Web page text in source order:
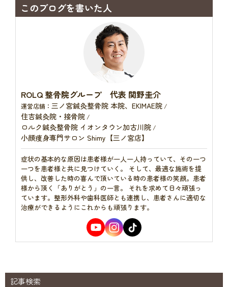
このブログを書いた人
ROLQ 整骨院グループ 代表 関野圭介
運営店舗： 三ノ宮鍼灸整骨院 本院、EKIMAE院 /
住吉鍼灸院・接骨院 /
ロルク鍼灸整骨院 イオンタウン加古川院 /
小顔痩身専門サロン Shimy【三ノ宮店】
症状の基本的な原因は患者様が一人一人持っていて、その一つ
一つを患者様と共に見つけていく。 そして、最適な施術を提
供し、改善した時の喜んで頂いている時の患者様の笑顔。患者
様から頂く「ありがとう」の一言。 それを求めて日々頑張っ
ています。整形外科や歯科医師とも連携し、患者さんに適切な
治療ができるようにこれからも頑張ります。
記事検索